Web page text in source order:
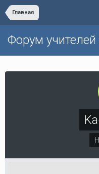
Главная
Форум